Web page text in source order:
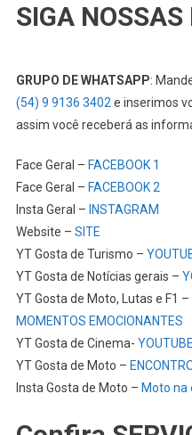
SIGA NOSSAS
GRUPO DE WHATSAPP:
(54) 9 9136 3402e inserimos
assim você receberá as
Face Geral – FACEBOOK 1
Face Geral – FACEBOOK 2
Insta Geral – INSTAGRAM
Website – SITE
YT Gosta de Turismo –
YT Gosta de Notícias gerais –
YT Gosta de Moto, Lutas e F1 –
MOMENTOS EMOCIONANTES
YT Gosta de Cinema-
YT Gosta de Moto –
Insta Gosta de Moto – Moto na